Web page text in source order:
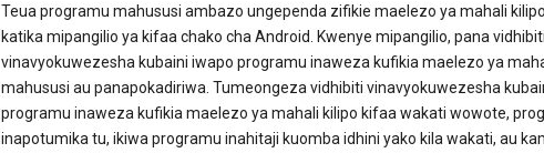
Teua programu mahususi ambazo ungependa zifikie maelezo ya mahali
katika mipangilio ya kifaa chako cha Android. Kwenye mipangilio, pana vidhibiti
vinavyokuwezesha kubaini iwapo programu inaweza kufikia maelezo ya
mahususi au panapokadiriwa. Tumeongeza vidhibiti vinavyokuwezesha
programu inaweza kufikia maelezo ya mahali kilipo kifaa wakati wowote,
inapotumika tu, ikiwa programu inahitaji kuomba idhini yako kila wakati, au